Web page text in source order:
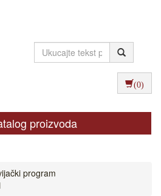
(0)
proizvoda
program